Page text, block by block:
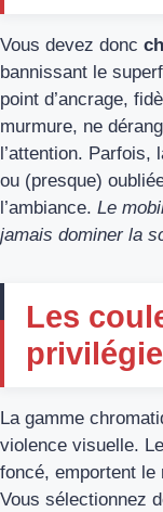
Vous devez donc
bannissant le
point d’ancrage,
murmure, ne
l’attention. Parfois,
ou (presque)
l’ambiance. Le
jamais dominer la
Les
La gamme
violence visuelle.
foncé, emportent le
Vous sélectionnez